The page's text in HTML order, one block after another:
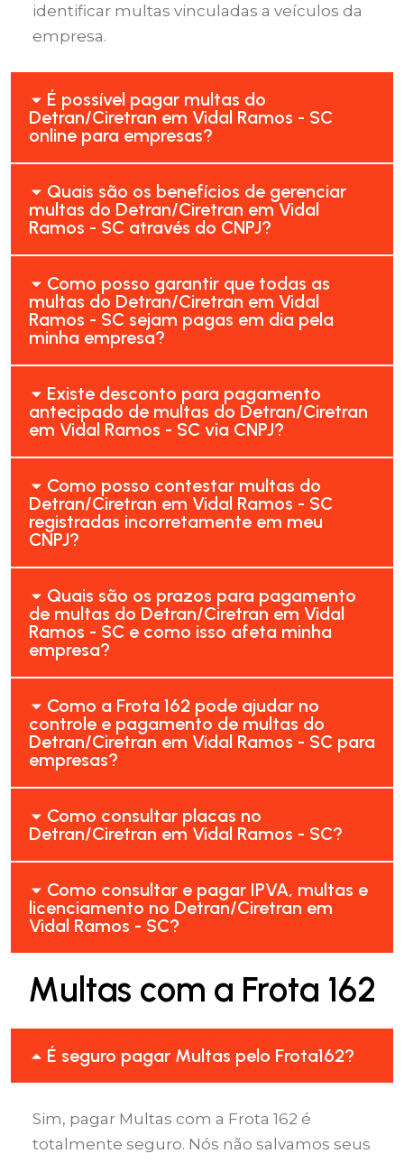
identificar multas vinculadas a veículos da
empresa.
É possível pagar multas do
Detran/Ciretran em Vidal Ramos - SC
online para empresas?
Quais são os benefícios de gerenciar
multas do Detran/Ciretran em Vidal
Ramos - SC através do CNPJ?
Como posso garantir que todas as
multas do Detran/Ciretran em Vidal
Ramos - SC sejam pagas em dia pela
minha empresa?
Existe desconto para pagamento
antecipado de multas do Detran/Ciretran
em Vidal Ramos - SC via CNPJ?
Como posso contestar multas do
Detran/Ciretran em Vidal Ramos - SC
registradas incorretamente em meu
CNPJ?
Quais são os prazos para pagamento
de multas do Detran/Ciretran em Vidal
Ramos - SC e como isso afeta minha
empresa?
Como a Frota 162 pode ajudar no
controle e pagamento de multas do
Detran/Ciretran em Vidal Ramos - SC para
empresas?
Como consultar placas no
Detran/Ciretran em Vidal Ramos - SC?
Como consultar e pagar IPVA, multas e
licenciamento no Detran/Ciretran em
Vidal Ramos - SC?
Multas com a Frota 162
É seguro pagar Multas pelo Frota162?
Sim, pagar Multas com a Frota 162 é
totalmente seguro. Nós não salvamos seus